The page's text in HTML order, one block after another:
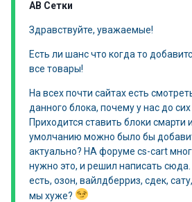
АВ Сетки
Здравствуйте, уважаемые!
Есть ли шанс что когда то
все товары!
На всех почти сайтах есть
данного блока, почему у нас до
Приходится ставить блоки смарти
умолчанию можно было бы
актуально? НА форуме cs-cart
нужно это, и решил написать
есть, озон, вайлдберриз, сдек,
мы хуже?